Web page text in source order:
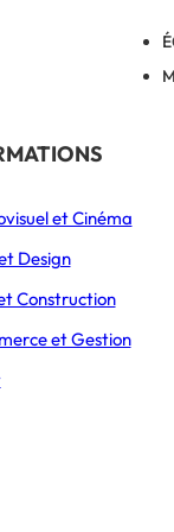
Éducation
et Cinéma
Design
Construction
et Gestion